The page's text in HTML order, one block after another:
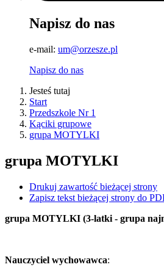
Napisz do nas
e-mail: um@orzesze.pl
Napisz do nas
Jesteś tutaj
Start
Przedszkole Nr 1
Kąciki grupowe
grupa MOTYLKI
grupa MOTYLKI
Drukuj zawartość bieżącej strony
Zapisz tekst bieżącej strony do
grupa MOTYLKI (3-latki - grupa
Nauczyciel wychowawca: